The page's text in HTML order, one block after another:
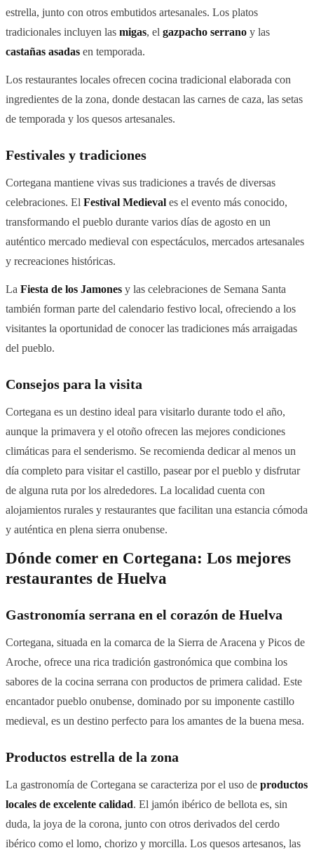
estrella, junto con otros embutidos artesanales. Los platos
tradicionales incluyen las migas, el gazpacho serrano y las
castañas asadas en temporada.
Los restaurantes locales ofrecen cocina tradicional elaborada con
ingredientes de la zona, donde destacan las carnes de caza, las setas
de temporada y los quesos artesanales.
Festivales y tradiciones
Cortegana mantiene vivas sus tradiciones a través de diversas
celebraciones. El Festival Medieval es el evento más conocido,
transformando el pueblo durante varios días de agosto en un
auténtico mercado medieval con espectáculos, mercados artesanales
y recreaciones históricas.
La Fiesta de los Jamones y las celebraciones de Semana Santa
también forman parte del calendario festivo local, ofreciendo a los
visitantes la oportunidad de conocer las tradiciones más arraigadas
del pueblo.
Consejos para la visita
Cortegana es un destino ideal para visitarlo durante todo el año,
aunque la primavera y el otoño ofrecen las mejores condiciones
climáticas para el senderismo. Se recomienda dedicar al menos un
día completo para visitar el castillo, pasear por el pueblo y disfrutar
de alguna ruta por los alrededores. La localidad cuenta con
alojamientos rurales y restaurantes que facilitan una estancia cómoda
y auténtica en plena sierra onubense.
Dónde comer en Cortegana: Los mejores
restaurantes de Huelva
Gastronomía serrana en el corazón de Huelva
Cortegana, situada en la comarca de la Sierra de Aracena y Picos de
Aroche, ofrece una rica tradición gastronómica que combina los
sabores de la cocina serrana con productos de primera calidad. Este
encantador pueblo onubense, dominado por su imponente castillo
medieval, es un destino perfecto para los amantes de la buena mesa.
Productos estrella de la zona
La gastronomía de Cortegana se caracteriza por el uso de productos
locales de excelente calidad. El jamón ibérico de bellota es, sin
duda, la joya de la corona, junto con otros derivados del cerdo
ibérico como el lomo, chorizo y morcilla. Los quesos artesanos, las